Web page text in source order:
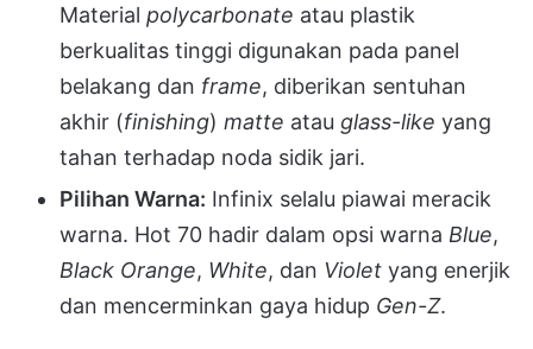
Material polycarbonate atau plastik
berkualitas tinggi digunakan pada panel
belakang dan frame, diberikan sentuhan
akhir (finishing) matte atau glass-like yang
tahan terhadap noda sidik jari.
Pilihan Warna: Infinix selalu piawai meracik
warna. Hot 70 hadir dalam opsi warna Blue,
Black Orange, White, dan Violet yang enerjik
dan mencerminkan gaya hidup Gen-Z.